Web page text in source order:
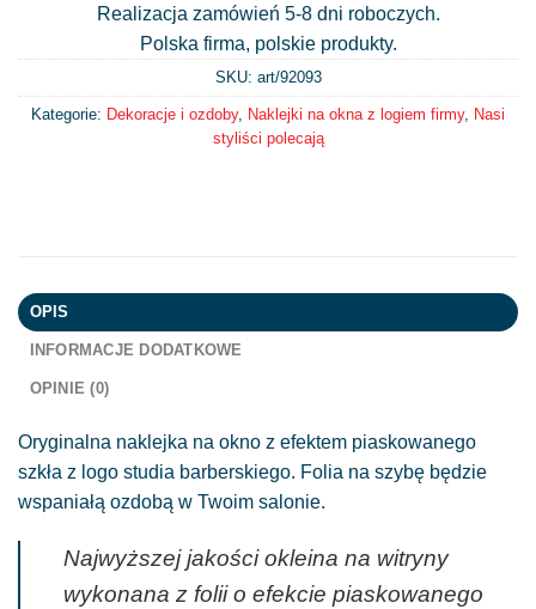
Realizacja zamówień 5-8 dni roboczych.
Polska firma, polskie produkty.
SKU: art/92093
Kategorie: Dekoracje i ozdoby, Naklejki na okna z logiem firmy, Nasi
styliści polecają
OPIS
INFORMACJE DODATKOWE
OPINIE (0)
Oryginalna naklejka na okno z efektem piaskowanego
szkła z logo studia barberskiego. Folia na szybę będzie
wspaniałą ozdobą w Twoim salonie.
Najwyższej jakości okleina na witryny
wykonana z folii o efekcie piaskowanego